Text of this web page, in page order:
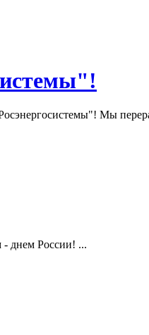
Мы
- днем России! ...